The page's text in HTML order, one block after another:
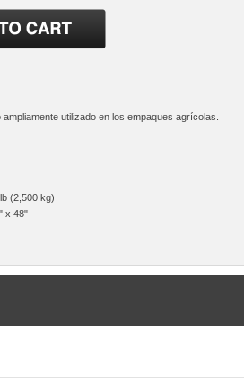
utilizado en los empaques agrícolas.
(2,500 kg)
x 48"